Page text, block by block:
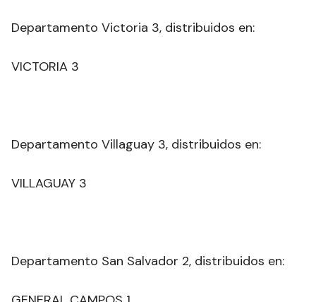
Departamento Victoria 3, distribuidos en:
VICTORIA 3
Departamento Villaguay 3, distribuidos en:
VILLAGUAY 3
Departamento San Salvador 2, distribuidos en: